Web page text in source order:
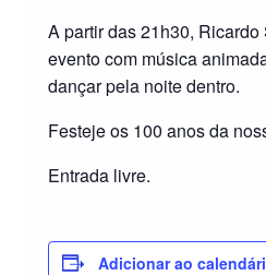
A partir das 21h30,
evento com música
dançar pela noite dentro.
Festeje os 100 anos da
Entrada livre.
Adicionar ao